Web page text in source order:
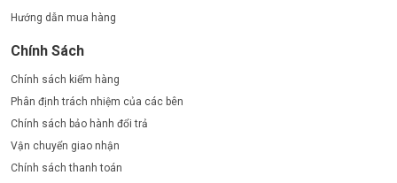
Hướng dẫn mua hàng
Chính Sách
Chính sách kiểm hàng
Phân định trách nhiệm của các bên
Chính sách bảo hành đổi trả
Vận chuyển giao nhận
Chính sách thanh toán